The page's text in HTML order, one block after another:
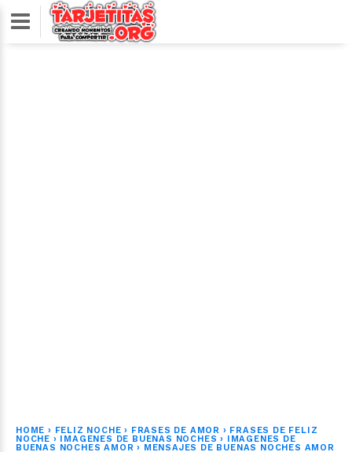
HOME › FELIZ NOCHE › FRASES DE AMOR › FRASES DE FELIZ
NOCHE › IMAGENES DE BUENAS NOCHES ›
IMAGENES DE
BUENAS NOCHES AMOR › MENSAJES DE BUENAS NOCHES AMOR